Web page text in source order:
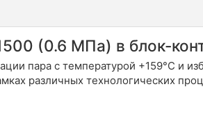
(0.6 МПа) в блок-
пара с температурой +159°С и
различных технологических